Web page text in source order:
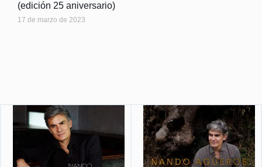
(edición 25 aniversario)
17 de marzo de 2023